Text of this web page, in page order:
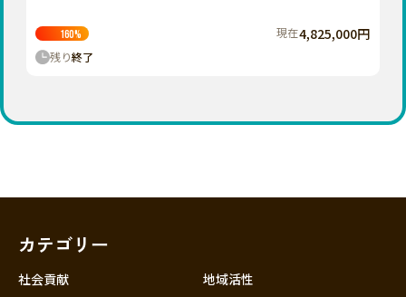
神奈川
石川
160% 現在4,825,000円
残り終了
カテゴリー
社会貢献
地域活性